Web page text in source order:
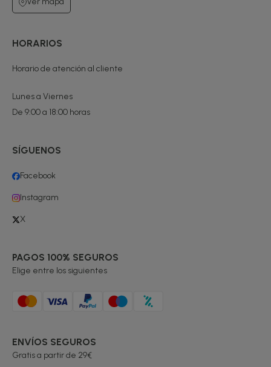
HORARIOS
Horario de atención al cliente
Lunes a Viernes
De 9:00 a 18:00 horas
SÍGUENOS
Facebook
Instagram
X
PAGOS 100% SEGUROS
Elige entre los siguientes
ENVÍOS SEGUROS
Gratis a partir de 29€